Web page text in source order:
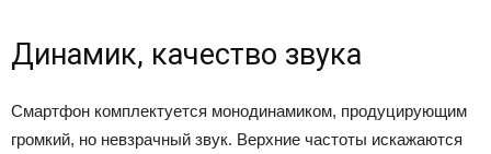
Динамик, качество звука
Смартфон комплектуется монодинамиком, продуцирующим
громкий, но невзрачный звук. Верхние частоты искажаются